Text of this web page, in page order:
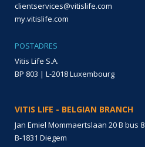
clientservices@vitislife.com
my.vitislife.com
POSTADRES
Vitis Life S.A.
BP 803 | L-2018 Luxembourg
VITIS LIFE - BELGIAN BRANCH
Jan Emiel Mommaertslaan 20 B bus 8
B-1831 Diegem